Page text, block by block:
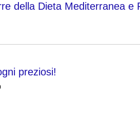
della Dieta Mediterranea e
preziosi!